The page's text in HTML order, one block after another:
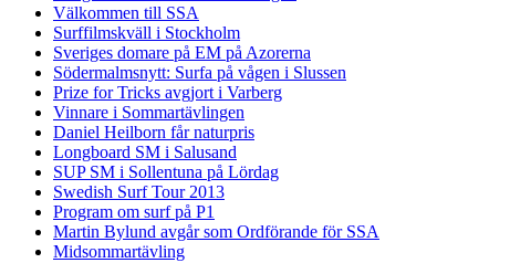
Välkommen till SSA
Surffilmskväll i Stockholm
Sveriges domare på EM på Azorerna
Södermalmsnytt: Surfa på vågen i Slussen
Prize for Tricks avgjort i Varberg
Vinnare i Sommartävlingen
Daniel Heilborn får naturpris
Longboard SM i Salusand
SUP SM i Sollentuna på Lördag
Swedish Surf Tour 2013
Program om surf på P1
Martin Bylund avgår som Ordförande för SSA
Midsommartävling